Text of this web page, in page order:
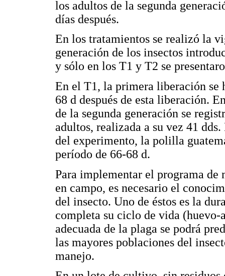
los adultos de la segunda
días después.
En los tratamientos se realizó la
generación de los insectos
y sólo en los T1 y T2 se
En el T1, la primera liberación se
68 d después de esta liberación.
de la segunda generación se
adultos, realizada a su vez 41
del experimento, la polilla
período de 66-68 d.
Para implementar el programa
en campo, es necesario el
del insecto. Uno de éstos es la
completa su ciclo de vida
adecuada de la plaga se podrá
las mayores poblaciones del
manejo.